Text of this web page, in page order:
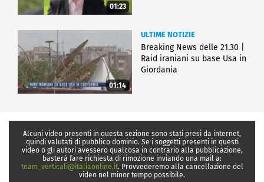
01:23
01:14
ULTIME NOTIZIE
Breaking News delle 21.30 |
Raid iraniani su base Usa in
Giordania
Alcuni video presenti in questa sezione sono stati presi da internet,
quindi valutati di pubblico dominio. Se i soggetti presenti in questi
video o gli autori avessero qualcosa in contrario alla pubblicazione,
basterà fare richiesta di rimozione inviando una mail a:
team_verticali@italiaonline.it. Provvederemo alla cancellazione del
video nel minor tempo possibile.